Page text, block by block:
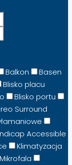
Balkon
Basen
Blisko placu
Blisko portu
Surround
Accessible
Klimatyzacja
Mikrofala